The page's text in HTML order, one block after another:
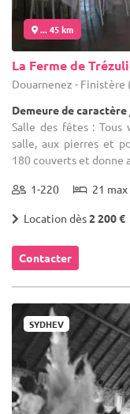
... 45 km
La Ferme de
Douarnenez - Finistère
Demeure de
Salle des fêtes : Tous
salle, aux pierres et
180 couverts et donne
1-220 21 max
Location dès2 200 €
Contacter
SYDHEV